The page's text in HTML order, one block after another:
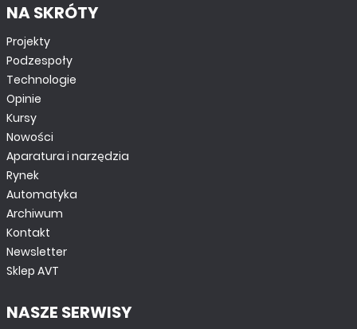
NA SKRÓTY
Projekty
Podzespoły
Technologie
Opinie
Kursy
Nowości
Aparatura i narzędzia
Rynek
Automatyka
Archiwum
Kontakt
Newsletter
Sklep AVT
NASZE SERWISY